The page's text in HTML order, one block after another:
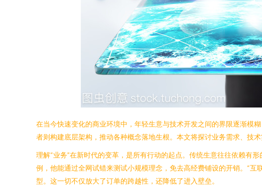
在当今快速变化的商业环境中，年轻生意与技术开发之间的界限逐渐模
者则构建底层架构，推动各种概念落地生根。本文将探讨业务需求、技
理解“业务”在新时代的变革，是所有行动的起点。传统生意往往依赖有
例，他能通过全网试错来测试小规模理念，免去高经费铺设的开销。“
型。这一切不仅放大了订单的跨越性，还降低了进入壁垒。